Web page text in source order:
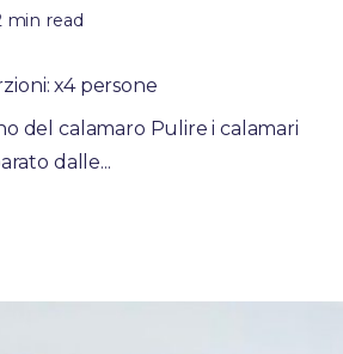
min read
x4 persone
del calamaro Pulire i calamari
dalle...